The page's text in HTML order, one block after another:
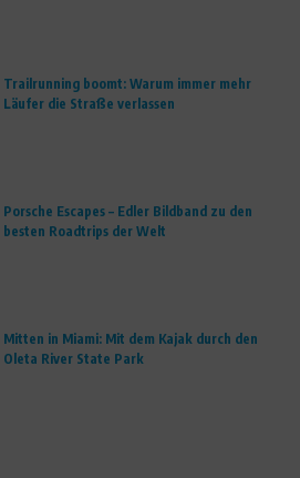
Trailrunning boomt: Warum immer mehr
Läufer die Straße verlassen
Porsche Escapes – Edler Bildband zu den
besten Roadtrips der Welt
Mitten in Miami: Mit dem Kajak durch den
Oleta River State Park